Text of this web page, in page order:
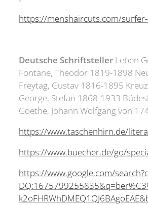
https://menshaircuts.com/
Deutsche Schriftsteller Leben
Fontane, Theodor 1819-1898
Freytag, Gustav 1816-1895
George, Stefan 1868-1933
Goethe, Johann Wolfgang von
https://www.taschenhirn.de/
https://www.buecher.de/go/
https://www.google.com/